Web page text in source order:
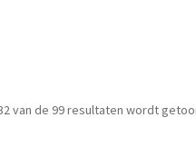
van de 99 resultaten wordt